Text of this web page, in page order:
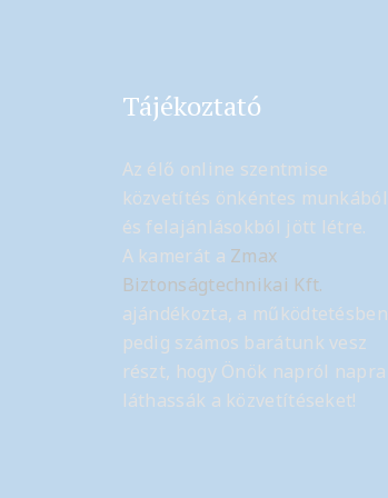
Tájékoztató
Az élő online szentmise
közvetítés önkéntes munkából
és felajánlásokból jött létre.
A kamerát a Zmax
Biztonságtechnikai Kft.
ajándékozta, a működtetésben
pedig számos barátunk vesz
részt, hogy Önök napról napra
láthassák a közvetítéseket!